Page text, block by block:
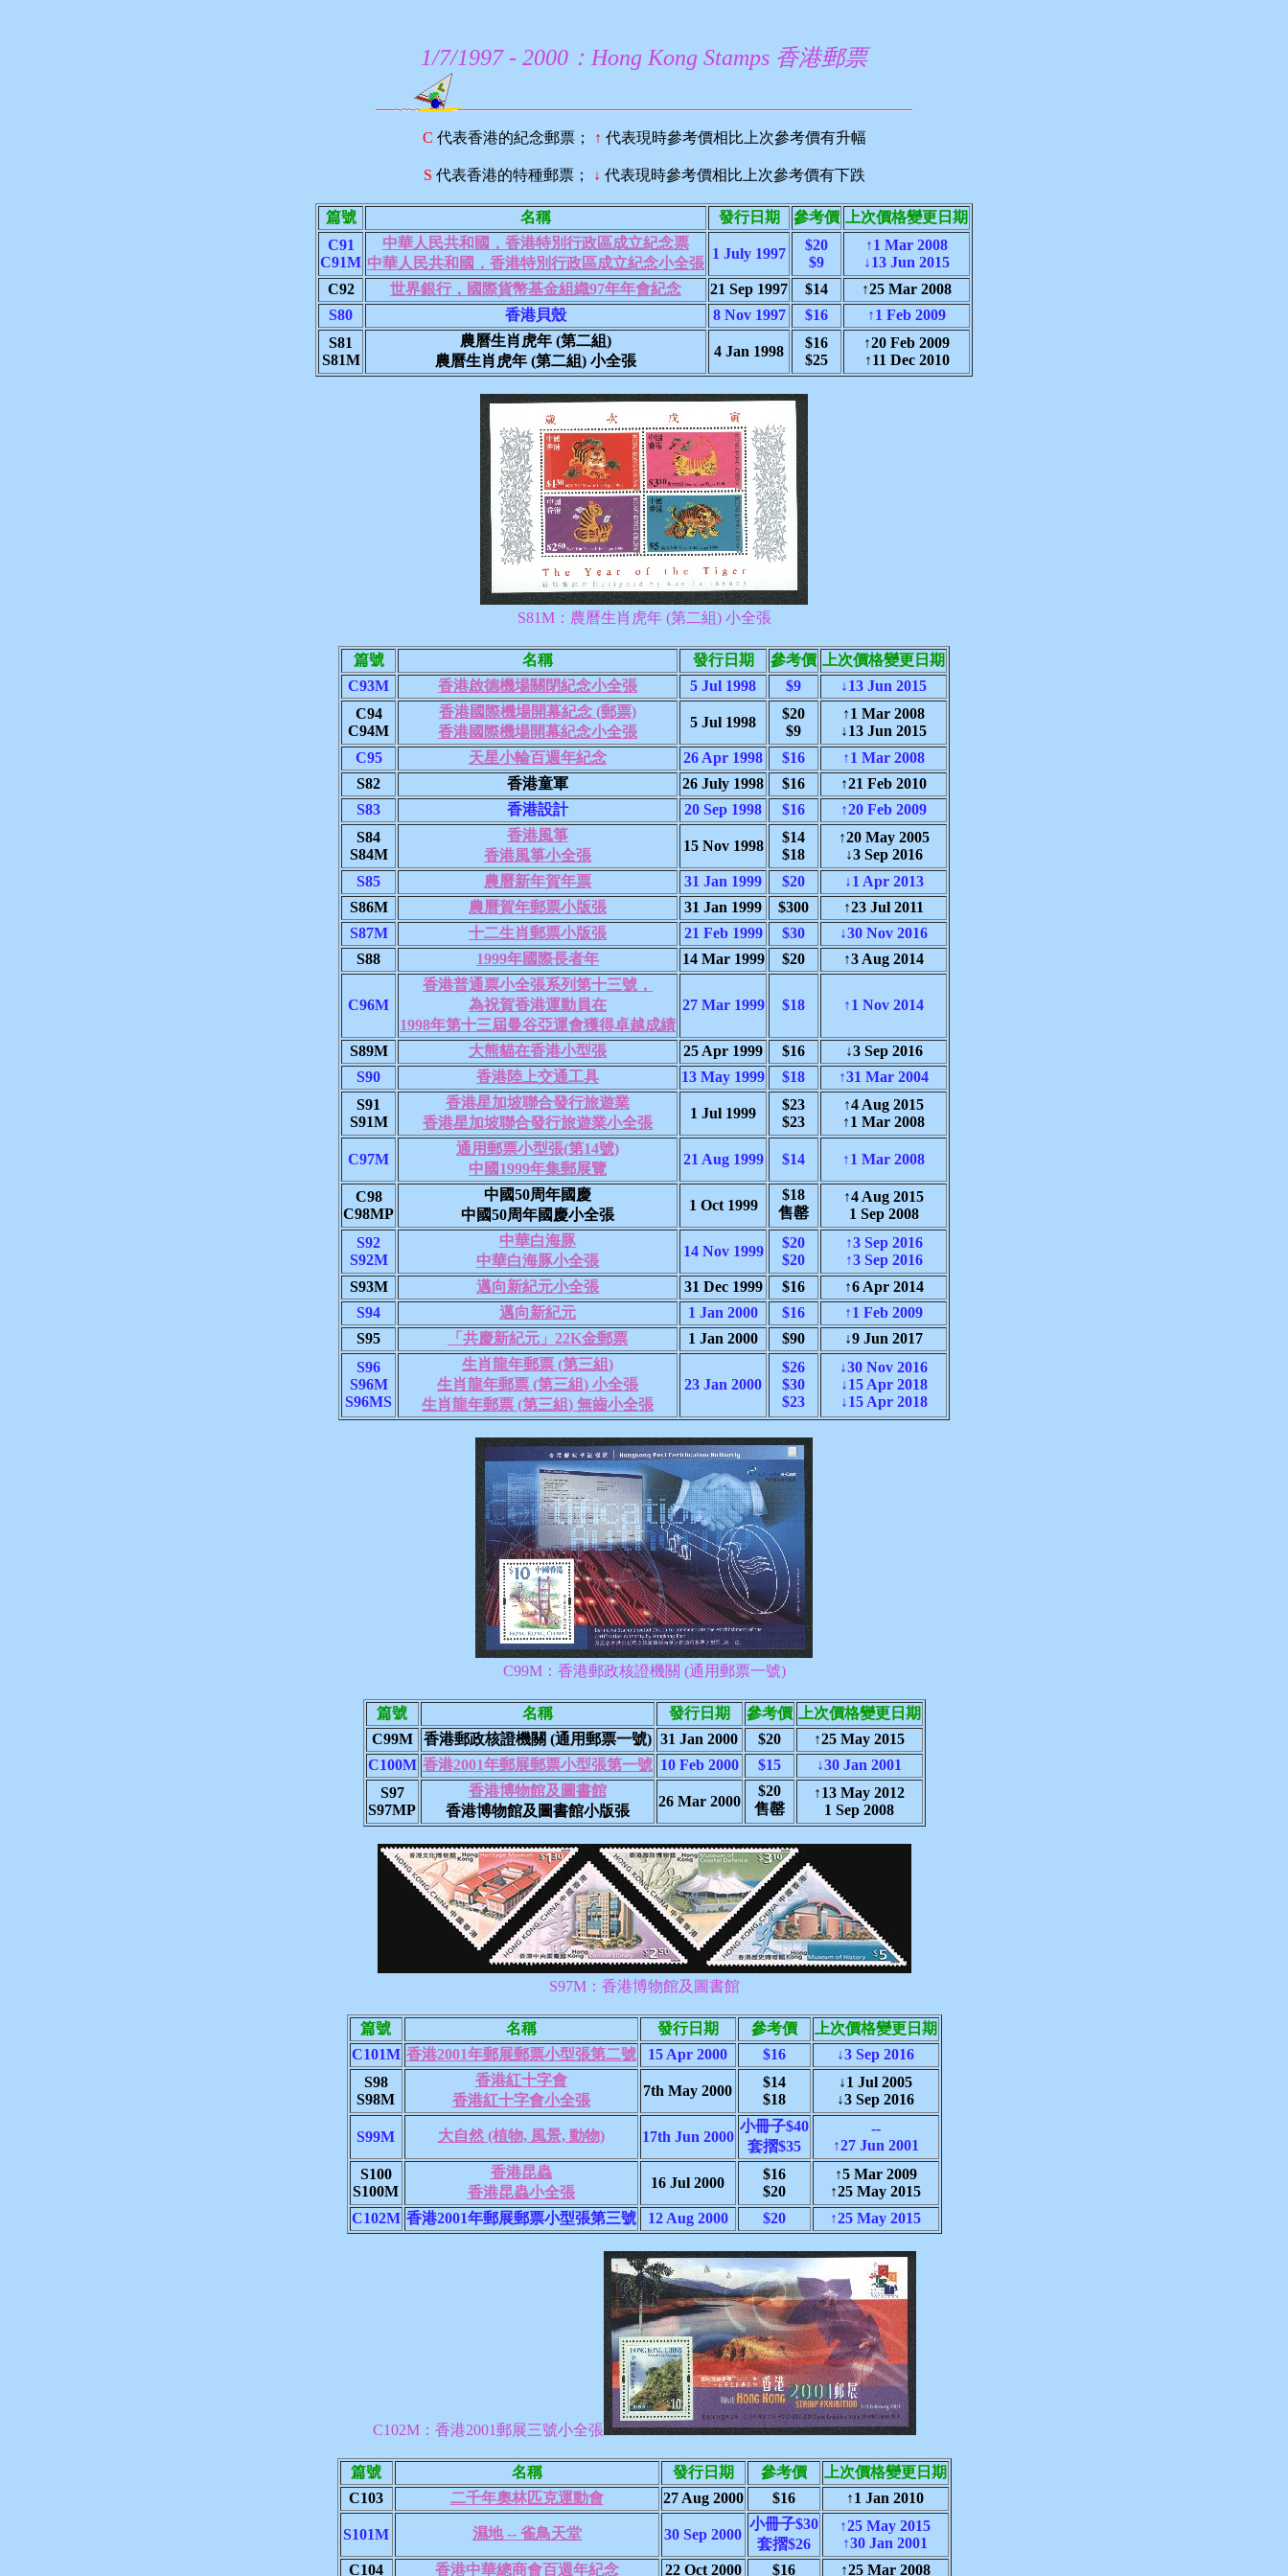
1/7/1997 - 2000：Hong Kong Stamps 香港郵票
C 代表香港的紀念郵票； ↑ 代表現時參考價相比上次參考價有升幅
S 代表香港的特種郵票； ↓ 代表現時參考價相比上次參考價有下跌
篇號 名稱 發行日期 參考價
上次價格變更日期
C91
C91M
中華人民共和國，香港特別行政區成立紀念票
中華人民共和國，香港特別行政區成立紀念小全張
1 July 1997
$20
$9
↑1 Mar 2008
↓13 Jun 2015
C92
世界銀行，國際貨幣基金組織97年年會紀念 21 Sep 1997 $14
↑25 Mar 2008
S80
香港貝殼 8 Nov 1997 $16
↑1 Feb 2009
S81
S81M
農曆生肖虎年 (第二組)
農曆生肖虎年 (第二組) 小全張
4 Jan 1998
$16
$25
↑20 Feb 2009
↑11 Dec 2010
S81M：農曆生肖虎年 (第二組) 小全張
篇號 名稱 發行日期 參考價
上次價格變更日期
C93M
香港啟德機場關閉紀念小全張 5 Jul 1998 $9
↓13 Jun 2015
C94
C94M
香港國際機場開幕紀念 (郵票)
香港國際機場開幕紀念小全張
5 Jul 1998
$20
$9
↑1 Mar 2008
↓13 Jun 2015
C95
天星小輪百週年紀念 26 Apr 1998 $16
↑1 Mar 2008
S82
香港童軍 26 July 1998 $16
↑21 Feb 2010
S83
香港設計 20 Sep 1998 $16
↑20 Feb 2009
S84
S84M
香港風箏
香港風箏小全張
15 Nov 1998
$14
$18
↑20 May 2005
↓3 Sep 2016
S85
農曆新年賀年票 31 Jan 1999 $20
↓1 Apr 2013
S86M
農曆賀年郵票小版張 31 Jan 1999 $300
↑23 Jul 2011
S87M
十二生肖郵票小版張 21 Feb 1999 $30
↓30 Nov 2016
S88
1999年國際長者年 14 Mar 1999 $20 ↑3 Aug 2014
C96M
香港普通票小全張系列第十三號，
為祝賀香港運動員在
1998年第十三屆曼谷亞運會獲得卓越成績
27 Mar 1999 $18 ↑1 Nov 2014
S89M 大熊貓在香港小型張 25 Apr 1999 $16
↓3 Sep 2016
S90
香港陸上交通工具 13 May 1999 $18
↑31 Mar 2004
S91
S91M
香港星加坡聯合發行旅遊業
香港星加坡聯合發行旅遊業小全張
1 Jul 1999
$23
$23
↑4 Aug 2015
↑1 Mar 2008
C97M
通用郵票小型張(第14號)
中國1999年集郵展覽
21 Aug 1999 $14 ↑1 Mar 2008
C98
C98MP
中國50周年國慶
中國50周年國慶小全張
1 Oct 1999
$18
售罄
↑4 Aug 2015
1 Sep 2008
S92
S92M
中華白海豚
中華白海豚小全張
14 Nov 1999
$20
$20
↑3 Sep 2016
↑3 Sep 2016
S93M
邁向新紀元小全張 31 Dec 1999 $16
↑6 Apr 2014
S94
邁向新紀元 1 Jan 2000 $16
↑1 Feb 2009
S95
「共慶新紀元」22K金郵票 1 Jan 2000 $90
↓9 Jun 2017
S96
S96M
S96MS
生肖龍年郵票 (第三組)
生肖龍年郵票 (第三組) 小全張
生肖龍年郵票 (第三組) 無齒小全張
23 Jan 2000
$26
$30
$23
↓30 Nov 2016
↓15 Apr 2018
↓15 Apr 2018
C99M：香港郵政核證機關 (通用郵票一號)
篇號 名稱 發行日期 參考價
上次價格變更日期
C99M
香港郵政核證機關 (通用郵票一號) 31 Jan 2000 $20
↑25 May 2015
C100M 香港2001年郵展郵票小型張第一號 10 Feb 2000 $15
↓30 Jan 2001
S97
S97MP
香港博物館及圖書館
香港博物館及圖書館小版張
26 Mar 2000
$20
售罄
↑13 May 2012
1 Sep 2008
S97M：香港博物館及圖書館
篇號 名稱 發行日期 參考價
上次價格變更日期
C101M 香港2001年郵展郵票小型張第二號 15 Apr 2000 $16
↓3 Sep 2016
S98
S98M
香港紅十字會
香港紅十字會小全張
7th May 2000
$14
$18
↓1 Jul 2005
↓3 Sep 2016
S99M 大自然 (植物, 風景, 動物) 17th Jun 2000
小冊子$40
套摺$35
--
↑27 Jun 2001
S100
S100M
香港昆蟲
香港昆蟲小全張
16 Jul 2000
$16
$20
↑5 Mar 2009
↑25 May 2015
C102M 香港2001年郵展郵票小型張第三號 12 Aug 2000 $20 ↑25 May 2015
C102M：香港2001郵展三號小全張
篇號 名稱 發行日期 參考價
上次價格變更日期
C103
二千年奧林匹克運動會 27 Aug 2000 $16 ↑1 Jan 2010
S101M 濕地 -- 雀鳥天堂 30 Sep 2000
小冊子$30
套摺$26
↑25 May 2015
↑30 Jan 2001
C104
香港中華總商會百週年紀念 22 Oct 2000 $16 ↑25 Mar 2008